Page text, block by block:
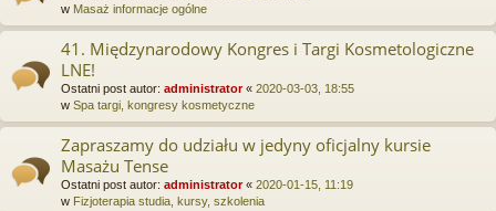
w Masaż informacje ogólne
41. Międzynarodowy Kongres i Targi Kosmetologiczne
LNE!
Ostatni post autor: administrator« 2020-03-03, 18:55
w Spa targi, kongresy kosmetyczne
Zapraszamy do udziału w jedyny oficjalny kursie
Masażu Tense
Ostatni post autor: administrator« 2020-01-15, 11:19
w Fizjoterapia studia, kursy, szkolenia